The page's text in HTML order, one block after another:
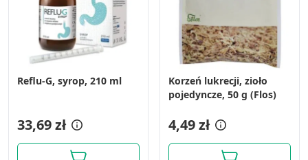
Reflu-G, syrop, 210 ml
33,69 zł
Korzeń lukrecji, zioło
pojedyncze, 50 g (Flos)
4,49 zł
Rozumienie odbiorców dzięki statystyce lub
kombinacji danych z różnych źródeł
Rozwój i ulepszanie usług
Wykorzystywanie ograniczonych danych do
Funkcje specjalne IAB:
Użycie dokładnych danych
geolokalizacyjnych